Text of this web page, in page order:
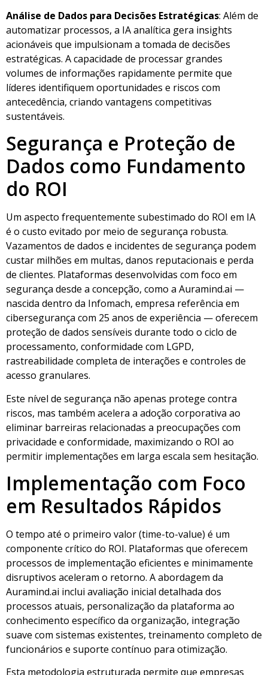
Análise de Dados para Decisões Estratégicas: Além de
automatizar processos, a IA analítica gera insights
acionáveis que impulsionam a tomada de decisões
estratégicas. A capacidade de processar grandes
volumes de informações rapidamente permite que
líderes identifiquem oportunidades e riscos com
antecedência, criando vantagens competitivas
sustentáveis.
Segurança e Proteção de
Dados como Fundamento
do ROI
Um aspecto frequentemente subestimado do ROI em IA
é o custo evitado por meio de segurança robusta.
Vazamentos de dados e incidentes de segurança podem
custar milhões em multas, danos reputacionais e perda
de clientes. Plataformas desenvolvidas com foco em
segurança desde a concepção, como a Auramind.ai —
nascida dentro da Infomach, empresa referência em
cibersegurança com 25 anos de experiência — oferecem
proteção de dados sensíveis durante todo o ciclo de
processamento, conformidade com LGPD,
rastreabilidade completa de interações e controles de
acesso granulares.
Este nível de segurança não apenas protege contra
riscos, mas também acelera a adoção corporativa ao
eliminar barreiras relacionadas a preocupações com
privacidade e conformidade, maximizando o ROI ao
permitir implementações em larga escala sem hesitação.
Implementação com Foco
em Resultados Rápidos
O tempo até o primeiro valor (time-to-value) é um
componente crítico do ROI. Plataformas que oferecem
processos de implementação eficientes e minimamente
disruptivos aceleram o retorno. A abordagem da
Auramind.ai inclui avaliação inicial detalhada dos
processos atuais, personalização da plataforma ao
conhecimento específico da organização, integração
suave com sistemas existentes, treinamento completo de
funcionários e suporte contínuo para otimização.
Esta metodologia estruturada permite que empresas